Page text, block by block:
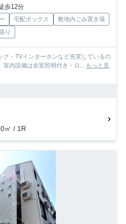
歩12分
宅配ボックス
敷地内ごみ置き場
り
ク・TVインターホンなど充実しているの
室内設備は全室照明付き・ロ... もっと見
㎡ / 1R